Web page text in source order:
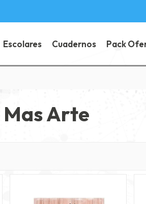
Escolares Cuadernos Pack
Mas Arte